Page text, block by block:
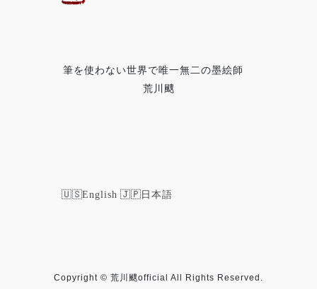
筆を使わない世界で唯一無二の墨絵師
荒川颼
English 日本語
Copyright © 荒川颼official All Rights Reserved.